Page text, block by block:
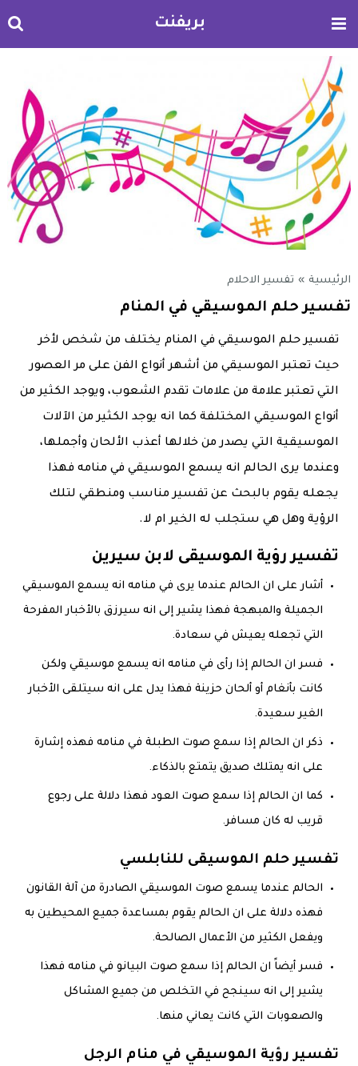
بريفنت
الرئيسية » تفسير الاحلام
تفسير حلم الموسيقي في المنام
تفسير حلم الموسيقي في المنام يختلف من شخص لأخر
حيث تعتبر الموسيقي من أشهر أنواع الفن على مر العصور
التي تعتبر علامة من علامات تقدم الشعوب، ويوجد الكثير من
أنواع الموسيقي المختلفة كما انه يوجد الكثير من الآلات
الموسيقية التي يصدر من خلالها أعذب الألحان وأجملها،
وعندما يرى الحالم انه يسمع الموسيقي في منامه فهذا
يجعله يقوم بالبحث عن تفسير مناسب ومنطقي لتلك
الرؤية وهل هي ستجلب له الخير ام لا.
تفسير رؤية الموسيقى لابن سيرين
أشار على ان الحالم عندما يرى في منامه انه يسمع الموسيقي
الجميلة والمبهجة فهذا يشير إلى انه سيرزق بالأخبار المفرحة
التي تجعله يعيش في سعادة.
فسر ان الحالم إذا رأى في منامه انه يسمع موسيقي ولكن
كانت بأنغام أو ألحان حزينة فهذا يدل على انه سيتلقى الأخبار
الغير سعيدة.
ذكر ان الحالم إذا سمع صوت الطبلة في منامه فهذه إشارة
على انه يمتلك صديق يتمتع بالذكاء.
كما ان الحالم إذا سمع صوت العود فهذا دلالة على رجوع
قريب له كان مسافر.
تفسير حلم الموسيقى للنابلسي
الحالم عندما يسمع صوت الموسيقي الصادرة من آلة القانون
فهذه دلالة على ان الحالم يقوم بمساعدة جميع المحيطين به
ويفعل الكثير من الأعمال الصالحة.
فسر أيضاً ان الحالم إذا سمع صوت البيانو في منامه فهذا
يشير إلى انه سينجح في التخلص من جميع المشاكل
والصعوبات التي كانت يعاني منها.
تفسير رؤية الموسيقي في منام الرجل